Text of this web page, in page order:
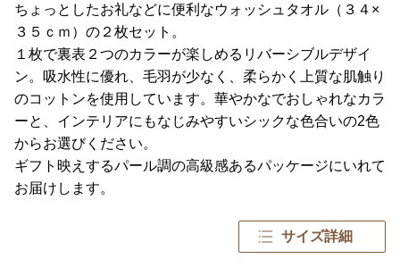
ちょっとしたお礼などに便利なウォッシュタオル（３４×
３５ｃｍ）の２枚セット。
１枚で裏表２つのカラーが楽しめるリバーシブルデザイ
ン。吸水性に優れ、毛羽が少なく、柔らかく上質な肌触り
のコットンを使用しています。華やかなでおしゃれなカラ
ーと、インテリアにもなじみやすいシックな色合いの2色
からお選びください。
ギフト映えするパール調の高級感あるパッケージにいれて
お届けします。
サイズ詳細